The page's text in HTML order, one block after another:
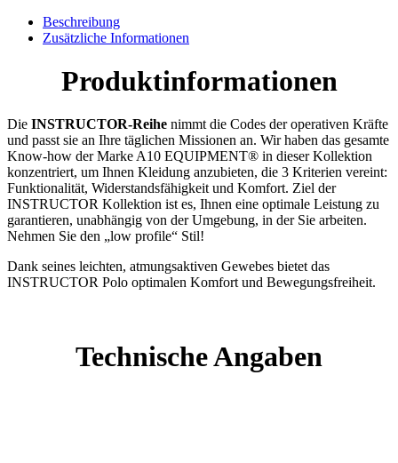
Beschreibung
Zusätzliche Informationen
Produktinformationen
Die INSTRUCTOR-Reihe nimmt die Codes der operativen Kräfte
und passt sie an Ihre täglichen Missionen an. Wir haben das gesamte
Know-how der Marke A10 EQUIPMENT® in dieser Kollektion
konzentriert, um Ihnen Kleidung anzubieten, die 3 Kriterien vereint:
Funktionalität, Widerstandsfähigkeit und Komfort. Ziel der
INSTRUCTOR Kollektion ist es, Ihnen eine optimale Leistung zu
garantieren, unabhängig von der Umgebung, in der Sie arbeiten.
Nehmen Sie den „low profile“ Stil!
Dank seines leichten, atmungsaktiven Gewebes bietet das
INSTRUCTOR Polo optimalen Komfort und Bewegungsfreiheit.
Technische Angaben